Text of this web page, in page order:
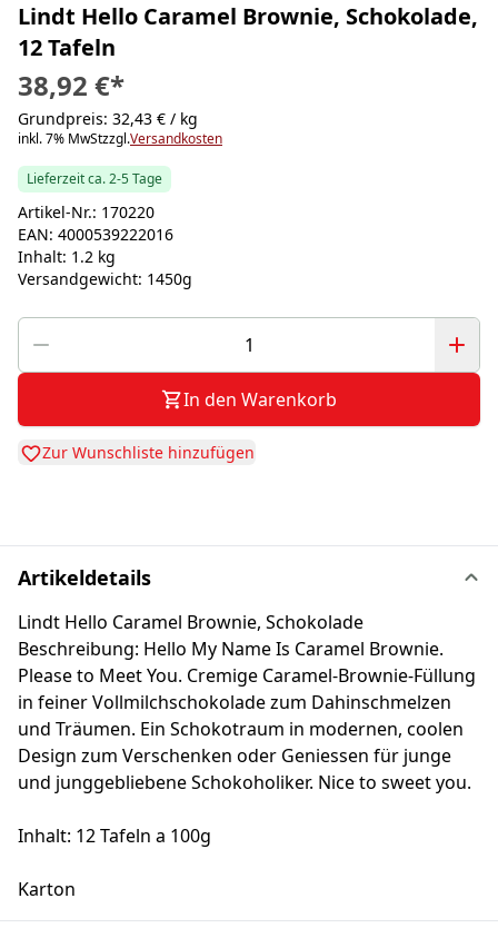
Lindt Hello Caramel Brownie, Schokolade,
12 Tafeln
38,92 €*
Grundpreis: 32,43 € / kg
inkl. 7% MwStzzgl.Versandkosten
Lieferzeit ca. 2-5 Tage
Artikel-Nr.: 170220
EAN: 4000539222016
Inhalt: 1.2 kg
Versandgewicht: 1450g
In den Warenkorb
Zur Wunschliste hinzufügen
Artikeldetails
Lindt Hello Caramel Brownie, Schokolade
Beschreibung: Hello My Name Is Caramel Brownie.
Please to Meet You. Cremige Caramel-Brownie-Füllung
in feiner Vollmilchschokolade zum Dahinschmelzen
und Träumen. Ein Schokotraum in modernen, coolen
Design zum Verschenken oder Geniessen für junge
und junggebliebene Schokoholiker. Nice to sweet you.
Inhalt: 12 Tafeln a 100g
Karton